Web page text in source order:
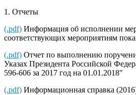
1. Отчеты
(.pdf) Информация об исполнении
соответствующих мероприятиям
(.pdf) Отчет по выполнению
Указах Президента Российской
596-606 за 2017 год на 01.01.2018"
(.pdf) Информационная справка